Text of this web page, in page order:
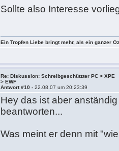
Sollte also Interesse
Ein Tropfen Liebe bringt mehr, als ein ganzer
Re: Diskussion: Schreibgeschützter PC > XPE
> EWF
Antwort #10 -22.08.07 um 20:23:39
Hey das ist aber
beantworten...
Was meint er denn mit